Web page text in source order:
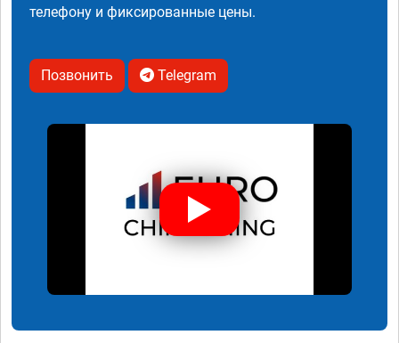
телефону и фиксированные цены.
Позвонить Telegram